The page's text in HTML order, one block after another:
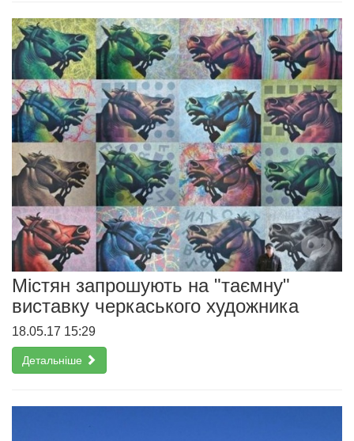
Містян запрошують на "таємну"
виставку черкаського художника
18.05.17 15:29
Детальніше